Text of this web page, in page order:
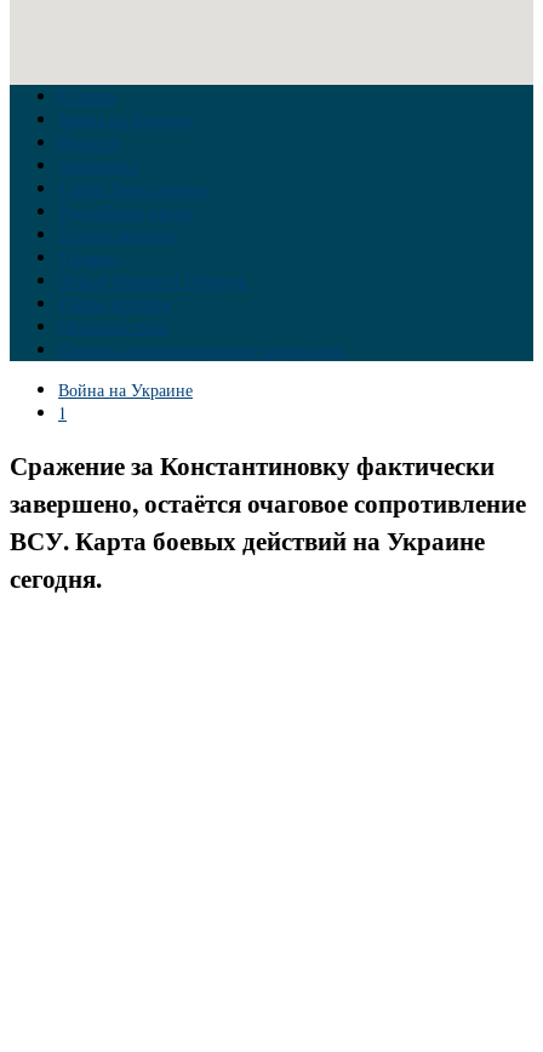
Главная
Война на Украине
Новости
Аналитика
Тайны Геополитики
Российские элиты
Теория заговора
Украина
Новый Мировой Порядок
Тайны истории
Обратная связь
Правила комментирования материалов
Война на Украине
1
Сражение за Константиновку фактически
завершено, остаётся очаговое сопротивление
ВСУ. Карта боевых действий на Украине
сегодня.